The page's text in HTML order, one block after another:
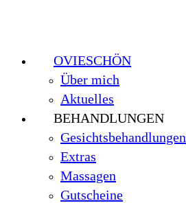
OVIESCHÖN
Über mich
Aktuelles
BEHANDLUNGEN
Gesichtsbehandlungen
Extras
Massagen
Gutscheine